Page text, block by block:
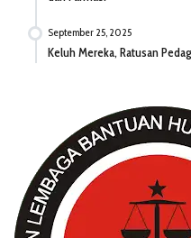
September 25, 2025
Keluh Mereka, Ratusan